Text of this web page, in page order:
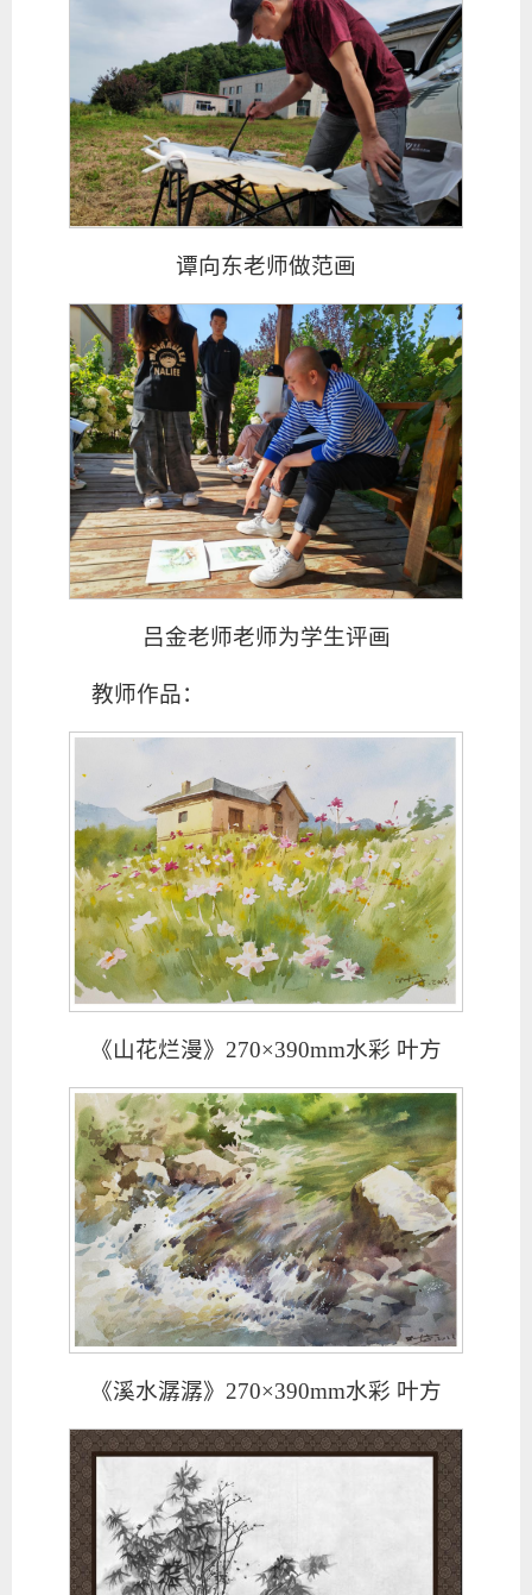
谭向东老师做范画
吕金老师老师为学生评画
教师作品：
《山花烂漫》270×390mm水彩 叶方
《溪水潺潺》270×390mm水彩 叶方